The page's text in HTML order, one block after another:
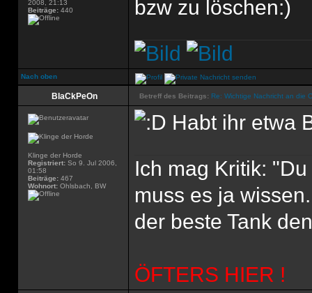
2008, 21:13
Beiträge: 440
bzw zu löschen:)
Nach oben
BlaCkPeOn Betreff des Beitrags: Re: Wichtige Nachricht an die
Klinge der Horde
Registriert: So 9. Jul 2006,
01:58
Beiträge: 467
Wohnort: Ohlsbach, BW
Habt ihr etwa
Ich mag Kritik:
muss es ja
der beste Tank
ÖFTERS HIER !